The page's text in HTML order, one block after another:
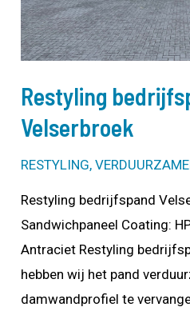
Restyling
Velserbroek
RESTYLING,
Restyling bedrijfspand
Sandwichpaneel Coating:
Antraciet Restyling
hebben wij het pand
damwandprofiel te